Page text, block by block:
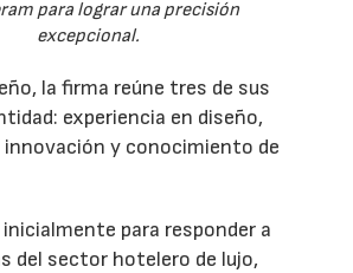
para lograr una precisión
excepcional.
la firma reúne tres de sus
experiencia en diseño,
innovación y conocimiento de
para responder a
del sector hotelero de lujo,